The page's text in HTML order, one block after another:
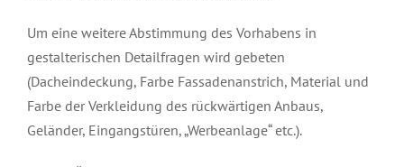
Um eine weitere Abstimmung des Vorhabens in
gestalterischen Detailfragen wird gebeten
(Dacheindeckung, Farbe Fassadenanstrich, Material und
Farbe der Verkleidung des rückwärtigen Anbaus,
Geländer, Eingangstüren, „Werbeanlage“ etc.).